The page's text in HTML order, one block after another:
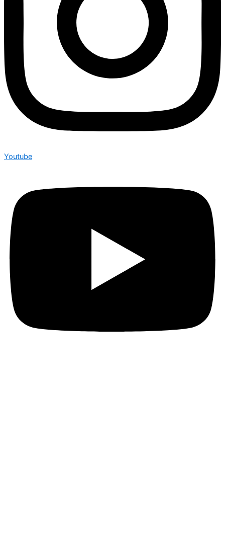
Youtube